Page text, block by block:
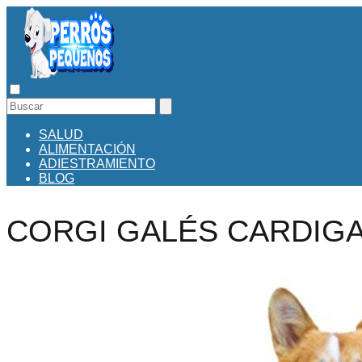
SALUD
ALIMENTACIÓN
ADIESTRAMIENTO
BLOG
CORGI GALÉS